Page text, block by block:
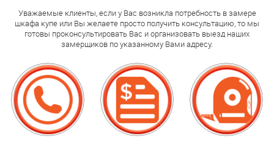
Уважаемые клиенты, если у Вас возникла потребность в замере
шкафа купе или Вы желаете просто получить консультацию, то мы
готовы проконсультировать Вас и организовать выезд наших
замерщиков по указанному Вами адресу.